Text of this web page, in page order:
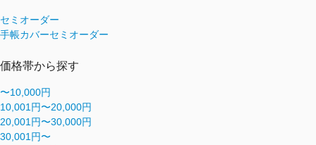
セミオーダー
手帳カバーセミオーダー
価格帯から探す
〜10,000円
10,001円〜20,000円
20,001円〜30,000円
30,001円〜